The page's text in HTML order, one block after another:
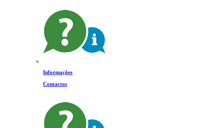
Informações
Contactos